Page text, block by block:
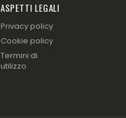
ASPETTI LEGALI
Privacy policy
Cookie policy
Termini di
utilizzo